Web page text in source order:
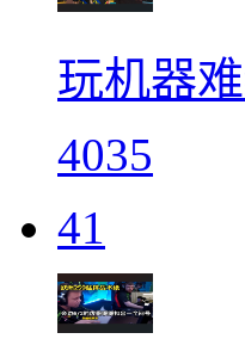
玩机器
4035
41